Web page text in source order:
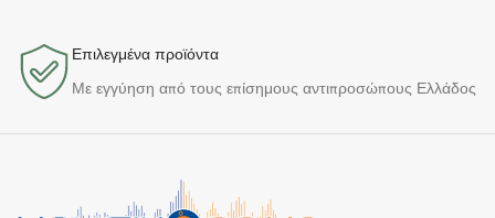
Επιλεγμένα προϊόντα​
Με εγγύηση από τους επίσημους αντιπροσώπους Ελλάδος